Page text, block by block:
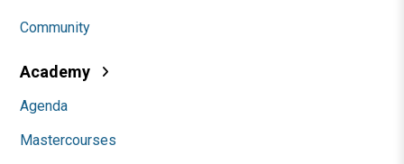
Community
Academy
Agenda
Mastercourses